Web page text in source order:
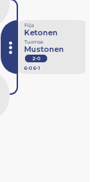
Fiija
Ketonen
Tuomas
Mustonen
2-0
6-06-1